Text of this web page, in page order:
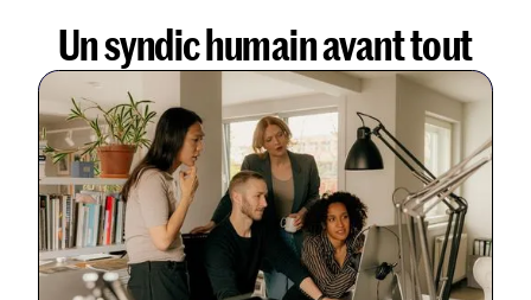
Un syndic humain avant tout